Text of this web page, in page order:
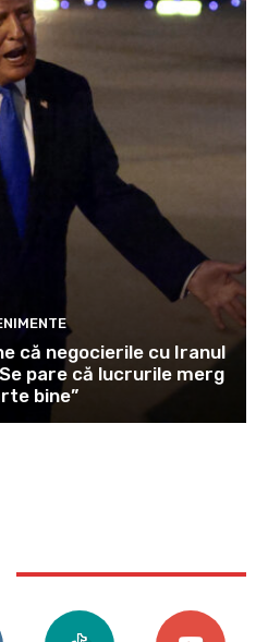
că negocierile cu Iranul
pare că lucrurile merg
bine”